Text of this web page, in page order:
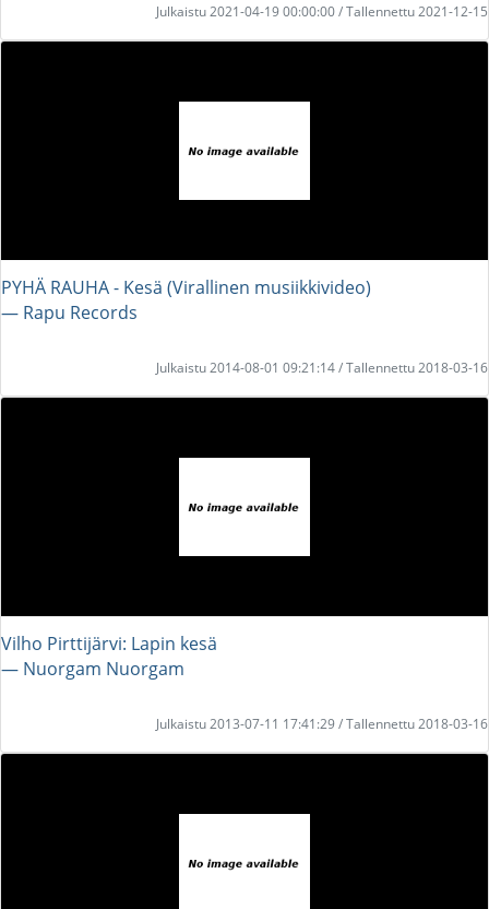
Julkaistu 2021-04-19 00:00:00 / Tallennettu 2021-12-15
PYHÄ RAUHA - Kesä (Virallinen musiikkivideo)
― Rapu Records
Julkaistu 2014-08-01 09:21:14 / Tallennettu 2018-03-16
Vilho Pirttijärvi: Lapin kesä
― Nuorgam Nuorgam
Julkaistu 2013-07-11 17:41:29 / Tallennettu 2018-03-16